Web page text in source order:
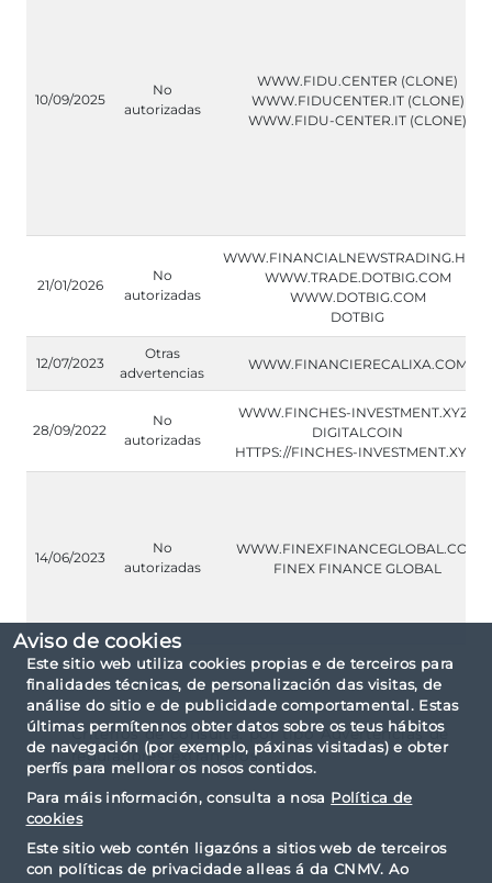
Aviso de cookies
Este sitio web utiliza cookies propias e de terceiros para
finalidades técnicas, de personalización das visitas, de
análise do sitio e de publicidade comportamental. Estas
últimas permítennos obter datos sobre os teus hábitos
de navegación (por exemplo, páxinas visitadas) e obter
perfís para mellorar os nosos contidos.
Para máis información, consulta a nosa Política de
cookies
Este sitio web contén ligazóns a sitios web de terceiros
con políticas de privacidade alleas á da CNMV. Ao
10/09/2025
No
autorizadas
WWW.FIDU.CENTER (CLONE)
WWW.FIDUCENTER.IT (CLONE)
WWW.FIDU-CENTER.IT (CLONE)
21/01/2026
No
autorizadas
WWW.FINANCIALNEWSTRADING.HELP
WWW.TRADE.DOTBIG.COM
WWW.DOTBIG.COM
DOTBIG
12/07/2023
Otras
advertencias
WWW.FINANCIERECALIXA.COM
28/09/2022
No
autorizadas
WWW.FINCHES-INVESTMENT.XYZ /
DIGITALCOIN
HTTPS://FINCHES-INVESTMENT.XYZ/
14/06/2023
No
autorizadas
WWW.FINEXFINANCEGLOBAL.COM
FINEX FINANCE GLOBAL
Criterios de consulta: por tipo Advertencias de
reguladores extranjeros.